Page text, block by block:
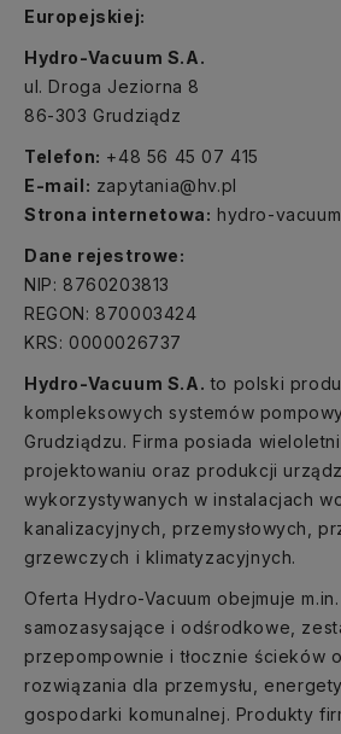
Europejskiej:
Hydro-Vacuum S.A.
ul. Droga Jeziorna 8
86-303 Grudziądz
Telefon: +48 56 45 07 415
E-mail: zapytania@hv.pl
Strona internetowa: hydro-
Dane rejestrowe:
NIP: 8760203813
REGON: 870003424
KRS: 0000026737
Hydro-Vacuum S.A. to polski
kompleksowych systemów
Grudziądzu. Firma posiada
projektowaniu oraz produkcji
wykorzystywanych w instalacjach
kanalizacyjnych, przemysłowych,
grzewczych i klimatyzacyjnych.
Oferta Hydro-Vacuum obejmuje
samozasysające i odśrodkowe,
przepompownie i tłocznie ścieków
rozwiązania dla przemysłu,
gospodarki komunalnej. Produkty